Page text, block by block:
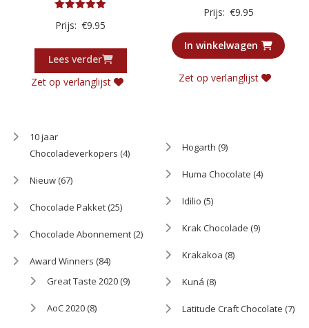
5.00
Prijs: €9.95
Lees verder
Zet op verlanglijst
3.00
Prijs: €9.95
In winkelwagen
Zet op verlanglijst
10 jaar
Chocoladeverkopers (4)
Nieuw(67)
Chocolade Pakket(25)
Chocolade Abonnement(2)
Award Winners (84)
Great Taste 2020(9)
AoC 2020(8)
Hogarth (9)
Huma Chocolate (4)
Idilio (5)
Krak Chocolade (9)
Krakakoa (8)
Kuná (8)
Latitude Craft Chocolate (7)